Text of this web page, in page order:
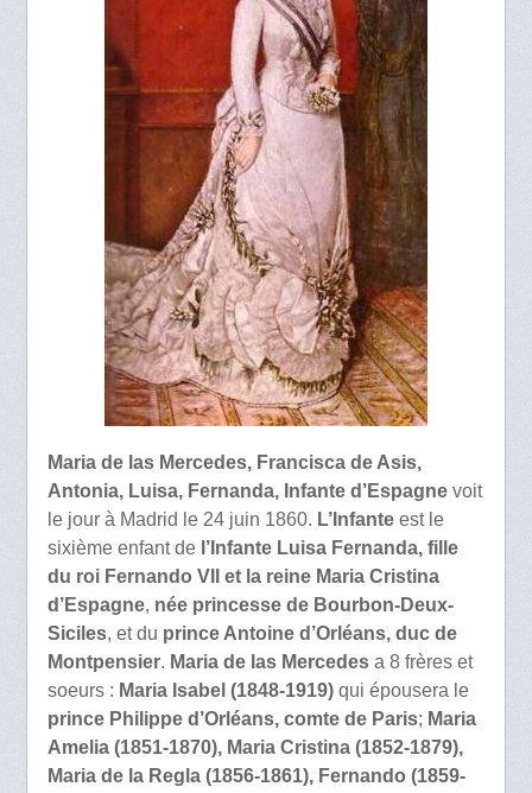
Maria de las Mercedes, Francisca de Asis,
Antonia, Luisa, Fernanda, Infante d’Espagnevoit
le jour à Madrid le 24 juin 1860. L’Infanteest le
sixième enfant del’Infante Luisa Fernanda, fille
du roi Fernando VII et la reine Maria Cristina
d’Espagne, née princesse de Bourbon-Deux-
Siciles, et du prince Antoine d’Orléans, duc de
Montpensier. Maria de las Mercedesa 8 frères et
soeurs : Maria Isabel (1848-1919)qui épousera le
prince Philippe d’Orléans, comte de Paris; Maria
Amelia (1851-1870), Maria Cristina (1852-1879),
Maria de la Regla (1856-1861), Fernando (1859-